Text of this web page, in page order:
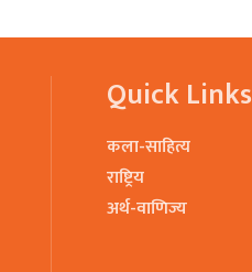
Quick Links
कला-साहित्य
राष्ट्रिय
अर्थ-वाणिज्य